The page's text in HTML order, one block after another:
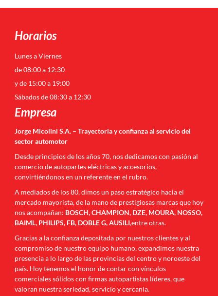
Horarios
Lunes a Viernes
de 08:00 a 12:30
y de 15:00 a 19:00
Sábados de 08:30 a 12:30
Empresa
Jorge Micolini S.A. – Trayectoria y confianza al servicio del
sector automotor
Desde principios de los años 70, nos dedicamos con pasión al
comercio de autopartes eléctricas y accesorios,
convirtiéndonos en un referente en el rubro.
A mediados de los 80, dimos un paso estratégico hacia el
mercado mayorista, de la mano de prestigiosas marcas que hoy
nos acompañan: BOSCH, CHAMPION, DZE, MOURA, NOSSO,
BAIML, PHILIPS, FB, DOBLE G, AUSILI,entre otras.
Gracias a la confianza depositada por nuestros clientes y al
compromiso de nuestro equipo humano, expandimos nuestra
presencia a lo largo de las provincias del centro y noroeste del
país. Hoy tenemos el honor de contar con vínculos
comerciales sólidos con firmas autopartistas líderes, que
valoran nuestra seriedad, servicio y cercanía.